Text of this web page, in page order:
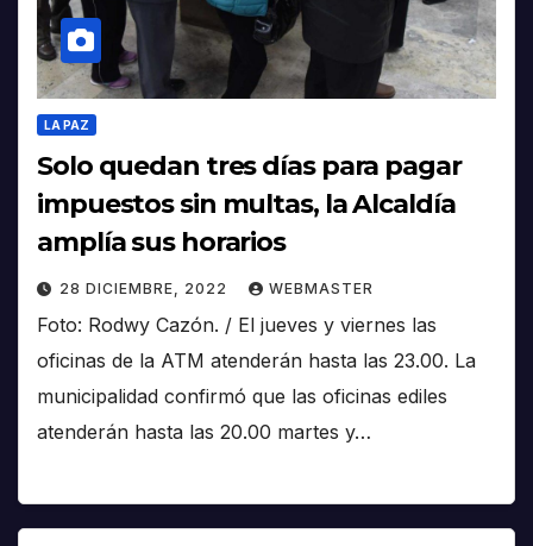
LA PAZ
Solo quedan tres días para pagar
impuestos sin multas, la Alcaldía
amplía sus horarios
28 DICIEMBRE, 2022 WEBMASTER
Foto: Rodwy Cazón. / El jueves y viernes las
oficinas de la ATM atenderán hasta las 23.00. La
municipalidad confirmó que las oficinas ediles
atenderán hasta las 20.00 martes y…